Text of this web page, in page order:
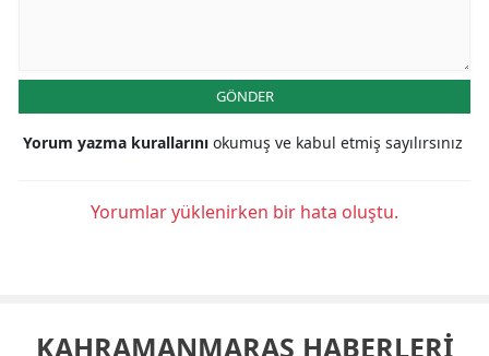
GÖNDER
Yorum yazma kurallarını okumuş ve kabul etmiş sayılırsınız
Yorumlar yüklenirken bir hata oluştu.
KAHRAMANMARAŞ HABERLERİ